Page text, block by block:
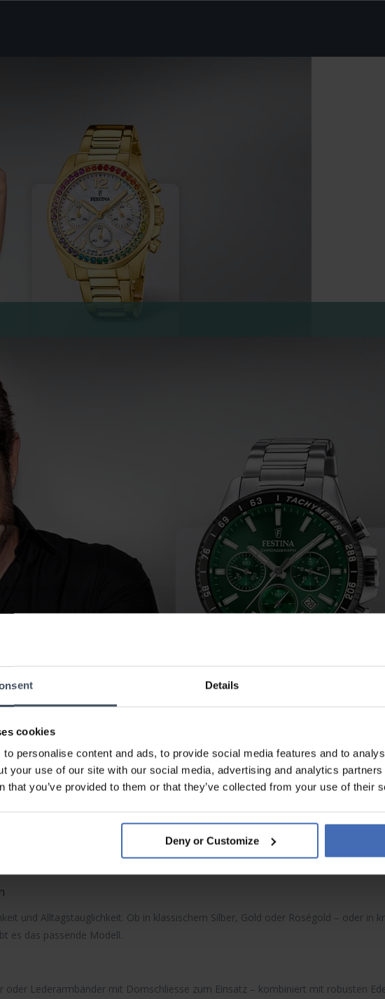
Details
cookies
to personalise content and ads, to provide social media features and to
your use of our site with our social media, advertising and analytics
that you’ve provided to them or that they’ve collected from your use of their
Deny or Customize
FESTINA UHREN
mit Charakter
und Alltagstauglichkeit. Ob in klassischem Silber, Gold oder Roségold – oder in
es das passende Modell.
oder Lederarmbänder mit Dornschliesse zum Einsatz – kombiniert mit robusten